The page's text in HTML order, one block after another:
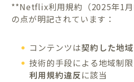
**Netflix利用規約（2025年1
の点が明記されています：
コンテンツは契約した地
技術的手段による地域制
利用規約違反に該当